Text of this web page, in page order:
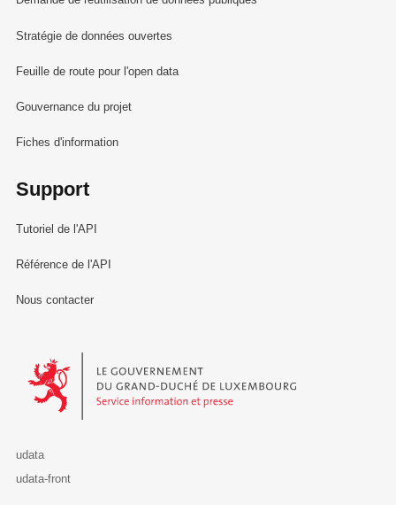
Stratégie de données ouvertes
Feuille de route pour l'open data
Gouvernance du projet
Fiches d'information
Support
Tutoriel de l'API
Référence de l'API
Nous contacter
Le Gouvernement du Grand-Duché de Luxembourg - Service
udata
udata-front